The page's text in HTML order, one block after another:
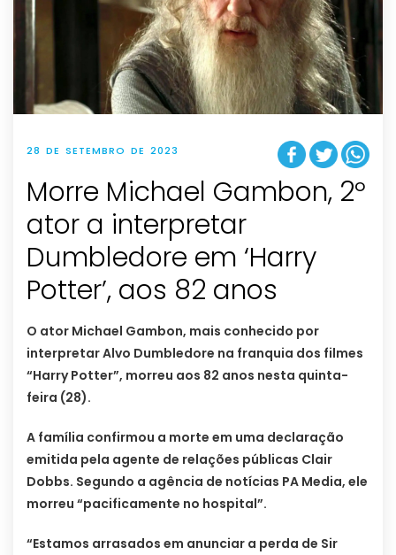
28 DE SETEMBRO DE 2023
Morre Michael Gambon, 2º
ator a interpretar
Dumbledore em ‘Harry
Potter’, aos 82 anos
O ator Michael Gambon, mais conhecido por
interpretar Alvo Dumbledore na franquia dos filmes
“Harry Potter”, morreu aos 82 anos nesta quinta-
feira (28).
A família confirmou a morte em uma declaração
emitida pela agente de relações públicas Clair
Dobbs. Segundo a agência de notícias PA Media, ele
morreu “pacificamente no hospital”.
“Estamos arrasados ​​em anunciar a perda de Sir